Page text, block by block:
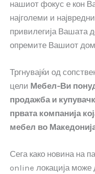
нашиот фокус е кон
најголеми и
привилегија Вашата
опремите Вашиот
Тргнувајќи од
цели Мебел-Ви
продажба и
првата компанија
мебел во
Сега како новина на
online локација може